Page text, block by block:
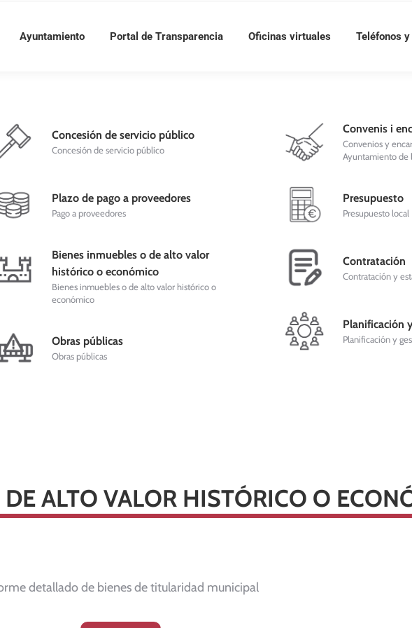
Ayuntamiento Portal de Transparencia Oficinas virtuales Teléfonos y
Concesión de servicio público
Concesión de servicio público
Plazo de pago a proveedores
Pago a proveedores
Bienes inmuebles o de alto valor
histórico o económico
Bienes inmuebles o de alto valor histórico o
económico
Obras públicas
Obras públicas
Convenis i
Convenios y
Ayuntamiento de
Presupuesto
Presupuesto local
Contratación
Contratación y
Planificación
Planificación y
ALTO VALOR HISTÓRICO O
detallado de bienes de titularidad municipal